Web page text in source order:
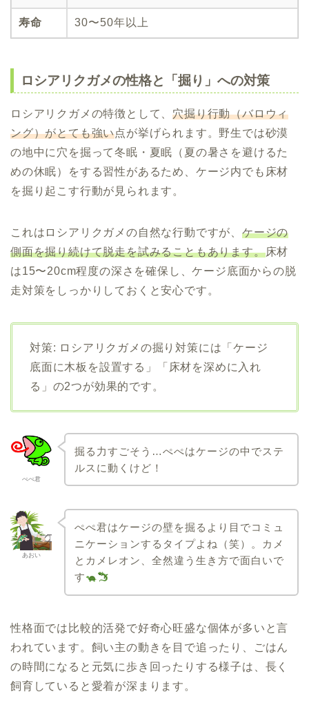
寿命 30〜50年以上
ロシアリクガメの性格と「掘り」への対策
ロシアリクガメの特徴として、穴掘り行動（バロウィ
ング）がとても強い点が挙げられます。野生では砂漠
の地中に穴を掘って冬眠・夏眠（夏の暑さを避けるた
めの休眠）をする習性があるため、ケージ内でも床材
を掘り起こす行動が見られます。
これはロシアリクガメの自然な行動ですが、 ケージの
側面を掘り続けて脱走を試みることもあります。床材
は15〜20cm程度の深さを確保し、ケージ底面からの脱
走対策をしっかりしておくと安心です。
対策: ロシアリクガメの掘り対策には「ケージ
底面に木板を設置する」「床材を深めに入れ
る」の2つが効果的です。
ぺぺ君
掘る力すごそう…ぺぺはケージの中でステ
ルスに動くけど！
あおい
ぺぺ君はケージの壁を掘るより目でコミュ
ニケーションするタイプよね（笑）。カメ
とカメレオン、全然違う生き方で面白いで
す
性格面では比較的活発で好奇心旺盛な個体が多いと言
われています。飼い主の動きを目で追ったり、ごはん
の時間になると元気に歩き回ったりする様子は、長く
飼育していると愛着が深まります。